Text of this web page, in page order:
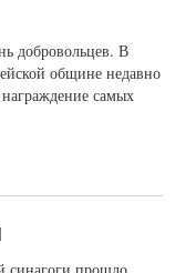
добровольцев. В
общине недавно
самых